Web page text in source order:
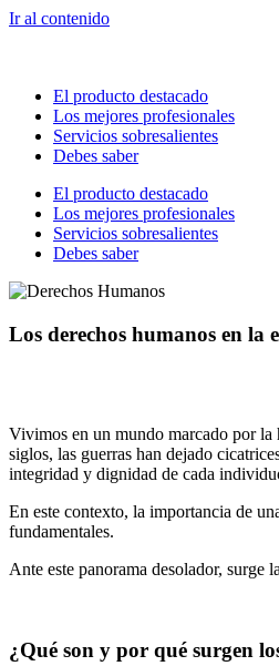
Ir al contenido
El producto destacado
Los mejores profesionales
Servicios sobresalientes
Debes saber
El producto destacado
Los mejores profesionales
Servicios sobresalientes
Debes saber
Los derechos humanos en la
Vivimos en un mundo marcado por la
siglos, las guerras han dejado
integridad y dignidad de cada
En este contexto, la importancia de
fundamentales.
Ante este panorama desolador, surge
¿Qué son y por qué surgen